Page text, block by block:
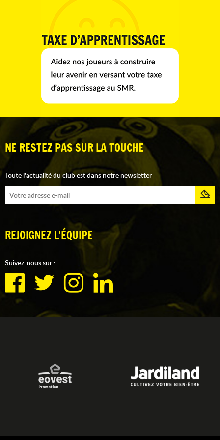
NE RESTEZ PAS SUR LA TOUCHE
Toute l'actualité du club est dans notre newsletter
REJOIGNEZ L'ÉQUIPE
Suivez-nous sur :